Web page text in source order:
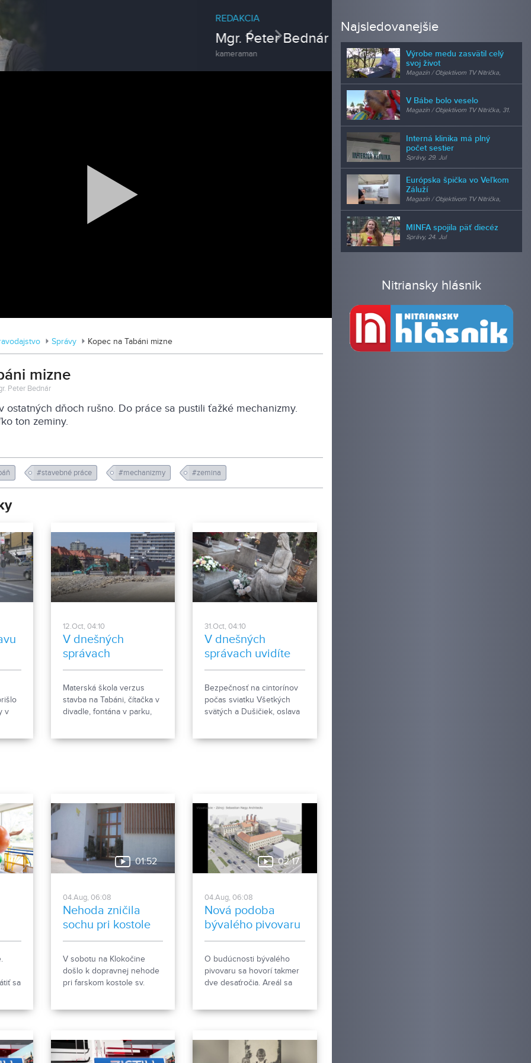
Previous Mgr.
Next
Spravodajstvo
Zoo v Lužiankach
Správy Kopec na Tabáni mizne
mizne
Peter Bednár
ostatných dňoch rušno. Do práce sa pustili ťažké mechanizmy.
ton zeminy.
#stavebné práce #mechanizmy #zemina
v
na
na
12.Oct, 04:10
V dnešných
správach
prinášame...
Materská škola verzus
stavba na Tabáni, čítačka v
divadle, fontána v parku,
31.Oct, 04:10
V dnešných
správach uvidíte
Bezpečnosť na cintorínov
počas sviatku Všetkých
svätých a Dušičiek, oslava
sa
01:52
04.Aug, 06:08
Nehoda zničila
sochu pri kostole
V sobotu na Klokočine
došlo k dopravnej nehode
pri farskom kostole sv.
02:17
04.Aug, 06:08
Nová podoba
bývalého pivovaru
O budúcnosti bývalého
pivovaru sa hovorí takmer
dve desaťročia. Areál sa
s výstavbou novej
polyfunkčnej budovy.
Najsledovanejšie
Výrobe medu zasvätil celý
svoj život
Magazín / Objektívom TV Nitrička,
V Bábe bolo veselo
Magazín / Objektívom TV Nitrička, 31.
Interná klinika má plný
počet sestier
Správy, 29. Jul
Európska špička vo Veľkom
Záluží
Magazín / Objektívom TV Nitrička,
MINFA spojila päť diecéz
Správy, 24. Jul
Nitriansky hlásnik